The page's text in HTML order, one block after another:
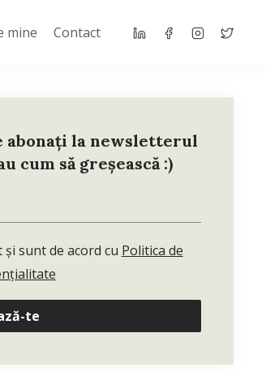
mine Contact
abonați la newsletterul
cum să greșească :)
și sunt de acord cu Politica de
te